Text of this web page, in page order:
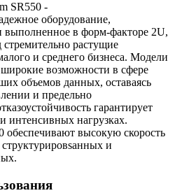
SR550 -
оборудование,
выполненное в форм-факторе 2U,
стремительно растущие
и среднего бизнеса. Модели
возможности в сфере
объемов данных, оставаясь
и предельно
гарантирует
интенсивных нагрузках.
обеспечивают высокую скорость
и